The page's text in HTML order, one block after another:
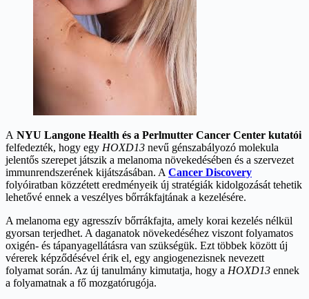
A NYU Langone Health és a Perlmutter Cancer Center kutatói
felfedezték, hogy egy HOXD13 nevű génszabályozó molekula
jelentős szerepet játszik a melanoma növekedésében és a szervezet
immunrendszerének kijátszásában. A Cancer Discovery
folyóiratban közzétett eredményeik új stratégiák kidolgozását tehetik
lehetővé ennek a veszélyes bőrrákfajtának a kezelésére.
A melanoma egy agresszív bőrrákfajta, amely korai kezelés nélkül
gyorsan terjedhet. A daganatok növekedéséhez viszont folyamatos
oxigén- és tápanyagellátásra van szükségük. Ezt többek között új
vérerek képződésével érik el, egy angiogenezisnek nevezett
folyamat során. Az új tanulmány kimutatja, hogy a HOXD13 ennek
a folyamatnak a fő mozgatórugója.